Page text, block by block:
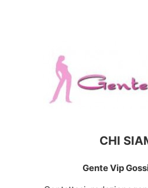
CHI
Gente Vip